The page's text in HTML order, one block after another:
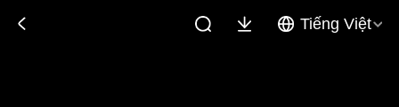
Tiếng Việt